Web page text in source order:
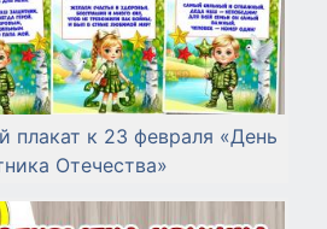
плакат к 23 февраля «День
Отечества»